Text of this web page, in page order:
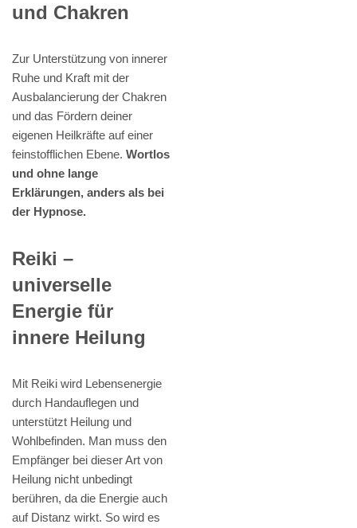
und Chakren
Zur Unterstützung von innerer
Ruhe und Kraft mit der
Ausbalancierung der Chakren
und das Fördern deiner
eigenen Heilkräfte auf einer
feinstofflichen Ebene. Wortlos
und ohne lange
Erklärungen, anders als bei
der Hypnose.
Reiki –
universelle
Energie für
innere Heilung
Mit Reiki wird Lebensenergie
durch Handauflegen und
unterstützt Heilung und
Wohlbefinden. Man muss den
Empfänger bei dieser Art von
Heilung nicht unbedingt
berühren, da die Energie auch
auf Distanz wirkt. So wird es